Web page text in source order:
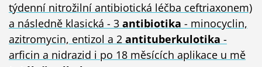
týdenní nitrožilní antibiotická léčba ceftriaxonem)
a následně klasická - 3 antibiotika - minocyclin,
azitromycin, entizol a 2 antituberkulotika -
arficin a nidrazid i po 18 měsících aplikace u mě